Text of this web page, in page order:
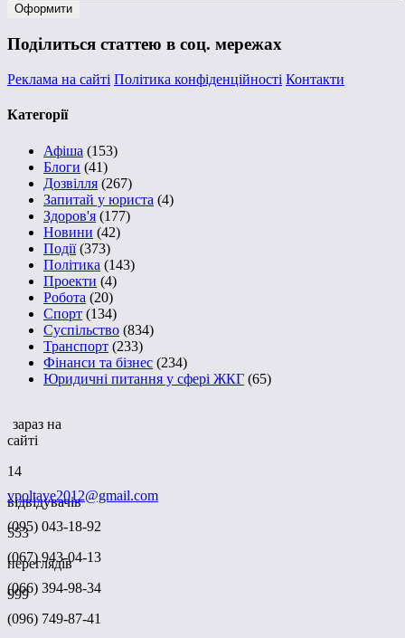
Поділиться статтею в соц. мережах
Реклама на сайті Політика конфіденційності Контакти
Категорії
Афіша (153)
Блоги (41)
Дозвілля (267)
Запитай у юриста (4)
Здоров'я (177)
Новини (42)
Події(373)
Політика (143)
Проекти (4)
Робота (20)
Спорт (134)
Суспільство (834)
Транспорт (233)
Фінанси та бізнес (234)
Юридичні питання у сфері ЖКГ (65)
зараз на
сайті
14
відвідувачів
553
переглядів
999
vpoltave2012@gmail.com
(095) 043-18-92
(067) 943-04-13
(066) 394-98-34
(096) 749-87-41